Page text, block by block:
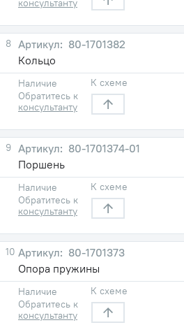
консультанту
8
80-1701382
Кольцо
Наличие
Обратитесь к
консультанту
К схеме
9
80-1701374-01
Поршень
Наличие
Обратитесь к
консультанту
К схеме
10
80-1701373
Опора пружины
Наличие
Обратитесь к
консультанту
К схеме